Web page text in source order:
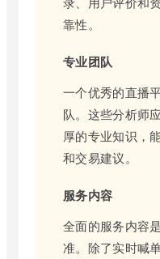
靠性。
专业团队
一个优秀的直播
队。这些分析师
厚的专业知识，
和交易建议。
服务内容
全面的服务内容
准。除了实时喊